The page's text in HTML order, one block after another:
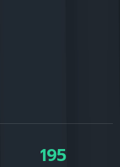
195